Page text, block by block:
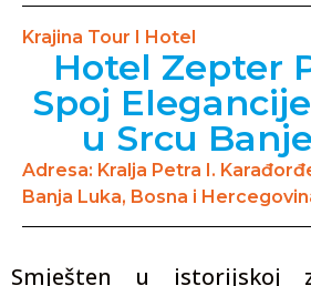
Krajina Tour I Hotel
Hotel Zepter
Spoj
u Srcu
Adresa: Kralja Petra I.
Banja Luka, Bosna i
Smješten u istorijskoj